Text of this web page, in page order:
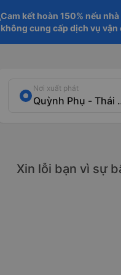
Cam kết hoàn 150% nếu nhà
không cung cấp dịch vụ
Nơi xuất phát
Xin lỗi bạn vì sự